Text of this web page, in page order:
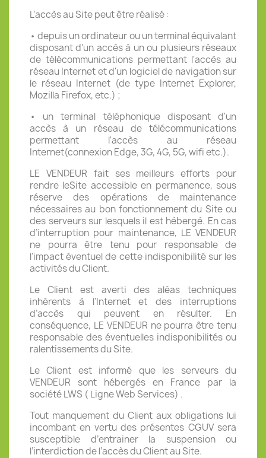
L’accès au Site peut être réalisé :
• depuis un ordinateur ou un terminal équivalant
disposant d'un accès à un ou plusieurs réseaux
de télécommunications permettant l'accès au
réseau Internet et d'un logiciel de navigation sur
le réseau Internet (de type Internet Explorer,
Mozilla Firefox, etc.) ;
• un terminal téléphonique disposant d'un
accès à un réseau de télécommunications
permettant l'accès au réseau
Internet(connexion Edge, 3G, 4G, 5G, wifi etc.).
LE VENDEUR fait ses meilleurs efforts pour
rendre leSite accessible en permanence, sous
réserve des opérations de maintenance
nécessaires au bon fonctionnement du Site ou
des serveurs sur lesquels il est hébergé. En cas
d’interruption pour maintenance, LE VENDEUR
ne pourra être tenu pour responsable de
l’impact éventuel de cette indisponibilité sur les
activités du Client.
Le Client est averti des aléas techniques
inhérents à l’Internet et des interruptions
d’accès qui peuvent en résulter. En
conséquence, LE VENDEUR ne pourra être tenu
responsable des éventuelles indisponibilités ou
ralentissements du Site.
Le Client est informé que les serveurs du
VENDEUR sont hébergés en France par la
société LWS ( Ligne Web Services) .
Tout manquement du Client aux obligations lui
incombant en vertu des présentes CGUV sera
susceptible d’entrainer la suspension ou
l’interdiction de l’accès du Client au Site.